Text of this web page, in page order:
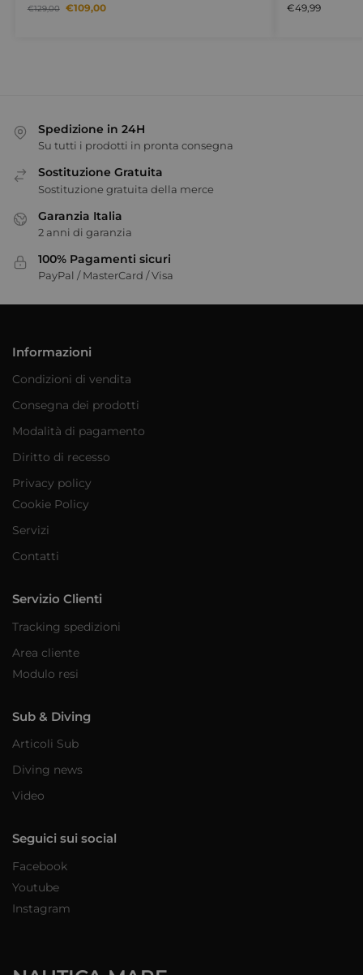
€129,00 €109,00 €49,99
Spedizione in 24H
Su tutti i prodotti in pronta consegna
Sostituzione Gratuita
Sostituzione gratuita della merce
Garanzia Italia
2 anni di garanzia
100% Pagamenti sicuri
PayPal / MasterCard / Visa
Informazioni
Condizioni di vendita
Consegna dei prodotti
Modalità di pagamento
Diritto di recesso
Privacy policy
Cookie Policy
Servizi
Contatti
Servizio Clienti
Tracking spedizioni
Area cliente
Modulo resi
Sub & Diving
Articoli Sub
Diving news
Video
Seguici sui social
Facebook
Youtube
Instagram